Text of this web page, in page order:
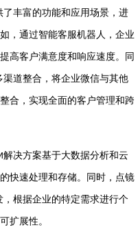
了丰富的功能和应用场景，进
，通过智能客服机器人，企业
高客户满意度和响应速度。同
渠道整合，将企业微信与其他
合，实现全面的客户管理和跨
解决方案基于大数据分析和云
快速处理和存储。同时，点镜
根据企业的特定需求进行个
扩展性。